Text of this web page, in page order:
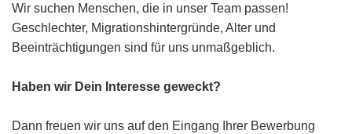
Wir suchen Menschen, die in unser Team passen!
Geschlechter, Migrationshintergründe, Alter und
Beeinträchtigungen sind für uns unmaßgeblich.
Haben wir Dein Interesse geweckt?
Dann freuen wir uns auf den Eingang Ihrer Bewerbung